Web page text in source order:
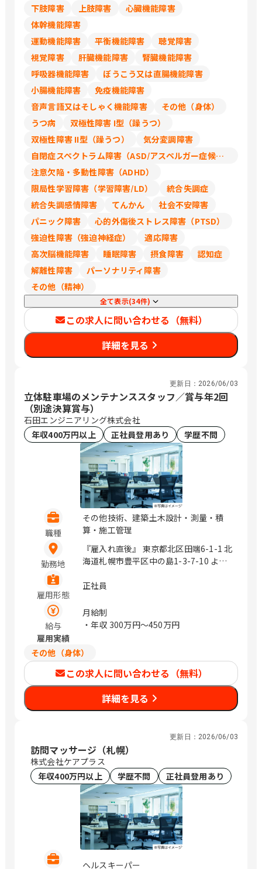
御池、福知山、高の原、大阪、箕面船場
明石、姫路、西宮北口、和歌山市、三本
松口、乃木、北長瀬、倉敷、下祇園、櫛
ケ浜、綾羅木、新山口、徳島、松山、高
知、祇園、小倉、西鉄久留米、佐賀、平
成、延岡、宮崎、郡元
下肢障害
上肢障害
心臓機能障害
体幹機能障害
運動機能障害
平衡機能障害
聴覚障害
視覚障害
肝臓機能障害
腎臓機能障害
呼吸器機能障害
ぼうこう又は直腸機能障害
小腸機能障害
免疫機能障害
音声言語又はそしゃく機能障害
その他（身体）
うつ病
双極性障害 I型（躁うつ）
双極性障害 II型（躁うつ）
気分変調障害
自閉症スペクトラム障害（ASD/アスペルガー症候群/広汎性発達障害）
注意欠陥・多動性障害（ADHD）
限局性学習障害（学習障害/LD）
統合失調症
統合失調感情障害
てんかん
社会不安障害
パニック障害
心的外傷後ストレス障害（PTSD）
強迫性障害（強迫神経症）
適応障害
高次脳機能障害
睡眠障害 摂食障害
認知症
解離性障害
パーソナリティ障害
その他（精神）
全て表示(34件)
この求人に問い合わせる（無料）
詳細を見る
更新日： 2026/06/03
立体駐車場のメンテナンススタッフ／賞与年2回
（別途決算賞与）
石田エンジニアリング株式会社
年収400万円以上
正社員登用あり 学歴不問
職種
その他技術、建築土木設計・測量・積
算・施工管理
勤務地
『雇入れ直後』 東京都北区田端6-1-1 北
海道札幌市豊平区中の島1-3-7-10 よね
愛知県名古屋市中村区竹橋町14-8 大阪
福岡市博多区美野島3-22-40 【仙台市宮
城野区】:：宮城県仙台市宮城野区名掛
香川県高松市上福岡町2029-3 群馬県前
橋市大手町1-5-11 403号室 京都府京都
市中京区堀川通錦小路下ル錦堀川町659
京都松田ビル2E / 拠点に依る
雇用形態
正社員
給与
月給制
・年収 300万円〜450万円
雇用実績
その他（身体）
この求人に問い合わせる（無料）
詳細を見る
更新日： 2026/06/03
訪問マッサージ（札幌）
株式会社ケアプラス
年収400万円以上
学歴不問 正社員登用あり
ヘルスキーパー